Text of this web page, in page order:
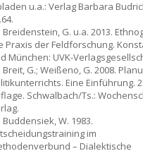
u.a.: Verlag Barbara
Breidenstein, G. u.a. 2013.
Praxis der Feldforschung.
München: UVK-
Breit, G.; Weißeno, G. 2008.
Eine Einführung. 2.
Schwalbach/Ts.:
Buddensiek, W. 1983.
im
– Dialektische